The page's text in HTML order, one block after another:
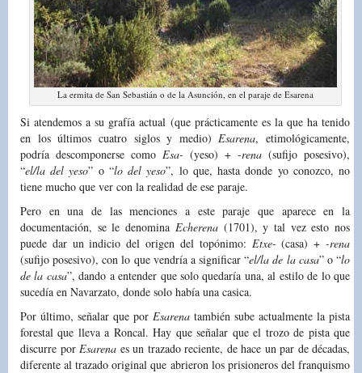
La ermita de San Sebastián o de la Asunción, en el paraje de Esarena
Si atendemos a su grafía actual (que prácticamente es la que ha tenido
en los últimos cuatro siglos y medio) Esarena, etimológicamente,
podría descomponerse como Esa- (yeso) + -rena (sufijo posesivo),
“el/la del yeso” o “lo del yeso”, lo que, hasta donde yo conozco, no
tiene mucho que ver con la realidad de ese paraje.
Pero en una de las menciones a este paraje que aparece en la
documentación, se le denomina Echerena(1701), y tal vez esto nos
puede dar un indicio del origen del topónimo: Etxe- (casa) +-rena
(sufijo posesivo), con lo que vendría a significar “el/la de la casa” o “lo
de la casa”, dando a entender que solo quedaría una, al estilo de lo que
sucedía en Navarzato, donde solo había una casica.
Por último, señalar que por Esarena también sube actualmente la pista
forestal que lleva a Roncal. Hay que señalar que el trozo de pista que
discurre por Esarena es un trazado reciente, de hace un par de décadas,
diferente al trazado original que abrieron los prisioneros del franquismo